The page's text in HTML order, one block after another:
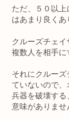
ただ、５０以
はあまり良くあ
クルーズチェ
複数人を相手に
それにクルー
ていないので
兵器を破壊する
意味がありませ